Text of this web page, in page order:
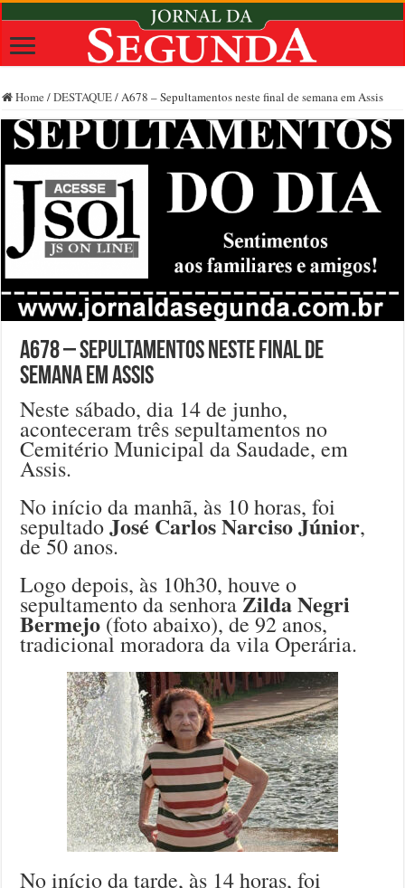
Home /DESTAQUE/A678 – Sepultamentos neste final de semana em Assis
A678 – Sepultamentos neste final de
semana em Assis
Neste sábado, dia 14 de junho,
aconteceram três sepultamentos no
Cemitério Municipal da Saudade, em
Assis.
No início da manhã, às 10 horas, foi
sepultadoJosé Carlos Narciso Júnior,
de 50 anos.
Logo depois, às 10h30, houve o
sepultamento da senhoraZilda Negri
Bermejo (foto abaixo), de 92 anos,
tradicional moradora da vila Operária.
No início da tarde, às 14 horas, foi